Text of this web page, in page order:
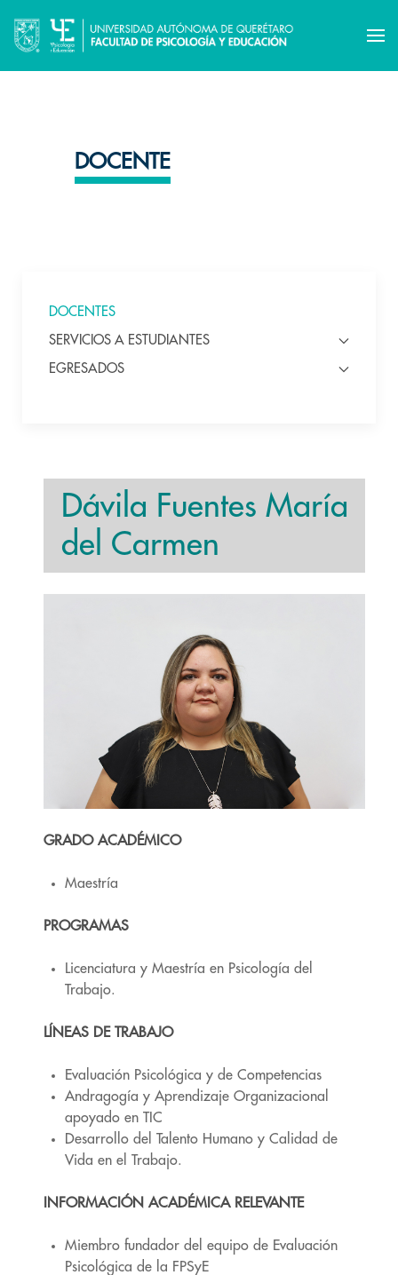
DOCENTE
DOCENTES
SERVICIOS A ESTUDIANTES
EGRESADOS
Dávila Fuentes María
del Carmen
GRADO ACADÉMICO
Maestría
PROGRAMAS
Licenciatura y Maestría en Psicología del
Trabajo.
LÍNEAS DE TRABAJO
Evaluación Psicológica y de Competencias
Andragogía y Aprendizaje Organizacional
apoyado en TIC
Desarrollo del Talento Humano y Calidad de
Vida en el Trabajo.
INFORMACIÓN ACADÉMICA RELEVANTE
Miembro fundador del equipo de Evaluación
Psicológica de la FPSyE